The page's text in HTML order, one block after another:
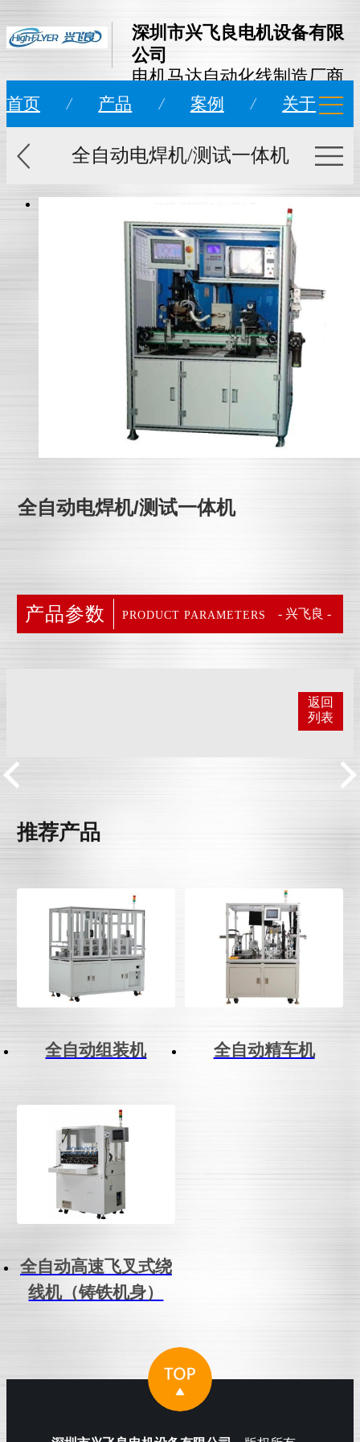
深圳市兴飞良电机设备有限
公司
电机马达自动化线制造厂商
首页 / 产品 / 案例 / 关于
全自动电焊机/测试一体机
全自动电焊机/测试一体机
产品参数 PRODUCT PARAMETERS - 兴飞良 -
返回
列表
推荐产品
全自动组装机 全自动精车机
全自动高速飞叉式绕
线机（铸铁机身）